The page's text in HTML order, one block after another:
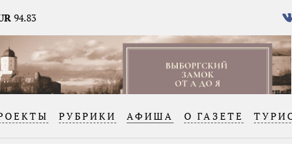
94.83
В
РУБРИКИ АФИША О ГАЗЕТЕ